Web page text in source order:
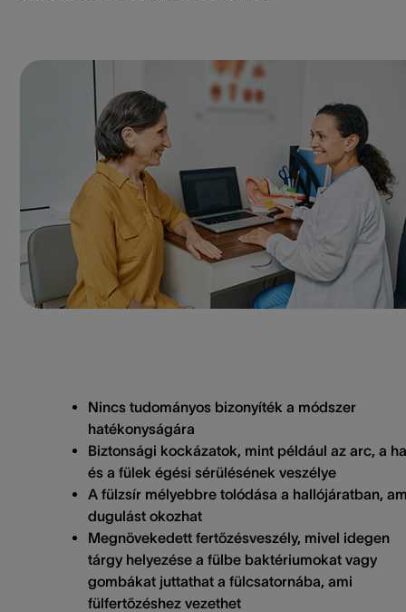
Nincs tudományos bizonyíték a módszer
hatékonyságára
Biztonsági kockázatok, mint például az arc, a
és a fülek égési sérülésének veszélye
A fülzsír mélyebbre tolódása a hallójáratban,
dugulást okozhat
Megnövekedett fertőzésveszély, mivel idegen
tárgy helyezése a fülbe baktériumokat vagy
gombákat juttathat a fülcsatornába, ami
fülfertőzéshez vezethet